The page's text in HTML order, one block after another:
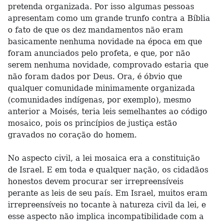
pretenda organizada. Por isso algumas pessoas
apresentam como um grande trunfo contra a Bíblia
o fato de que os dez mandamentos não eram
basicamente nenhuma novidade na época em que
foram anunciados pelo profeta, e que, por não
serem nenhuma novidade, comprovado estaria que
não foram dados por Deus. Ora, é óbvio que
qualquer comunidade minimamente organizada
(comunidades indígenas, por exemplo), mesmo
anterior a Moisés, teria leis semelhantes ao código
mosaico, pois os princípios de justiça estão
gravados no coração do homem.
No aspecto civil, a lei mosaica era a constituição
de Israel. E em toda e qualquer nação, os cidadãos
honestos devem procurar ser irrepreensíveis
perante as leis de seu país. Em Israel, muitos eram
irrepreensíveis no tocante à natureza civil da lei, e
esse aspecto não implica incompatibilidade com a